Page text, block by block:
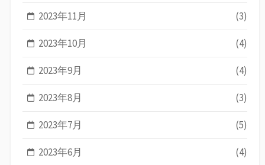
2023年11月 (3)
2023年10月 (4)
2023年9月 (4)
2023年8月 (3)
2023年7月 (5)
2023年6月 (4)